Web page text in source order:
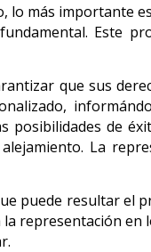
lo más importante
Este
que sus
posibilidades de
La
puede resultar el
representación